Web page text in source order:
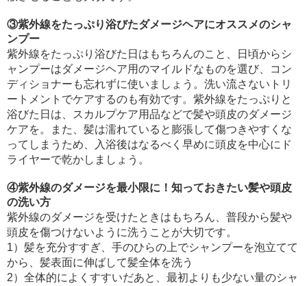
③紫外線をたっぷり浴びたダメージヘアにオススメのシャ
ンプー
紫外線をたっぷり浴びた日はもちろんのこと、日頃からシ
ャンプーはダメージヘア用のマイルドなものを選び、コン
ディショナーも忘れずに使いましょう。洗い流さないトリ
ートメントでケアするのも有効です。紫外線をたっぷりと
浴びた日は、スカルプケア用品などで髪や頭皮のダメージ
ケアを。また、髪は濡れていると膨張して傷つきやすくな
ってしまうため、入浴後はなるべく早めに頭皮を中心にド
ライヤーで乾かしましょう。
④紫外線のダメージを最小限に！知っておきたい髪や頭皮
の洗い方
紫外線のダメージを受けたときはもちろん、普段から髪や
頭皮を傷つけないように洗うことが大切です。
1）髪を充分すすぎ、手のひらの上でシャンプーを泡立てて
から、髪表面に伸ばして髪全体を洗う
2）全体的によくすすいだあと、最初よりも少ない量のシャ